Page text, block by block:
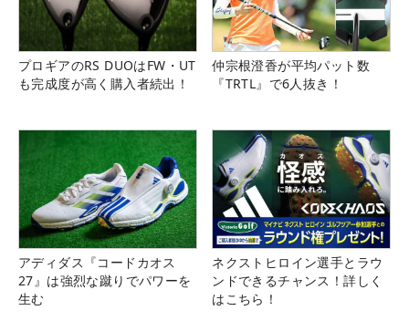
プロギアのRS DUOはFW・UT
も完成度が高く購入者続出！
仲宗根澄香が平均パット数
『TRTL』で6人抜き！
アディダス『コードカオス
27』は強烈な蹴りでパワーを
生む
ネクストヒロイン選手とラウ
ンドできるチャンス！詳しく
はこちら！